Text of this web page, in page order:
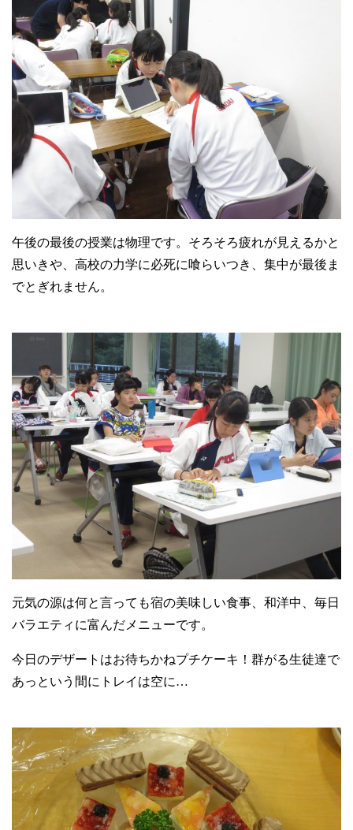
午後の最後の授業は物理です。そろそろ疲れが見えるかと
思いきや、高校の力学に必死に喰らいつき、集中が最後ま
でとぎれません。
元気の源は何と言っても宿の美味しい食事、和洋中、毎日
バラエティに富んだメニューです。
今日のデザートはお待ちかねプチケーキ！群がる生徒達で
あっという間にトレイは空に…